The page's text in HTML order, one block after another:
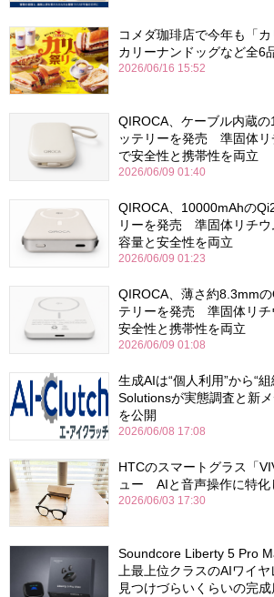
コメダ珈琲店で今年も「
カリーナンドッグなど全6
2026/06/16 15:52
QIROCA、ケーブル内蔵
ッテリーを発売 準固体リ
で安全性と携帯性を両立
2026/06/09 01:40
QIROCA、10000mAhの
リーを発売 準固体リチウ
容量と安全性を両立
2026/06/09 01:23
QIROCA、薄さ約8.3mm
テリーを発売 準固体リチ
安全性と携帯性を両立
2026/06/09 01:08
生成AIは“個人利用”から“
Solutionsが実態調査と新メ
を公開
2026/06/08 17:08
HTCのスマートグラス「
ュー AIと音声操作に特化
2026/06/03 17:30
Soundcore Liberty 5 Pro
上最上位クラスのAIワイ
見つけづらいくらいの完